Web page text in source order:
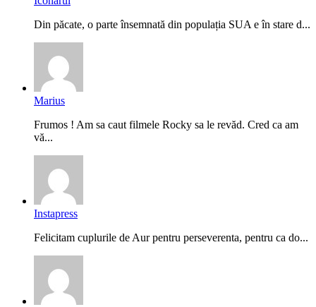
Din păcate, o parte însemnată din populația SUA e în stare d...
Marius
Frumos ! Am sa caut filmele Rocky sa le revăd. Cred ca am
vă...
Instapress
Felicitam cuplurile de Aur pentru perseverenta, pentru ca do...